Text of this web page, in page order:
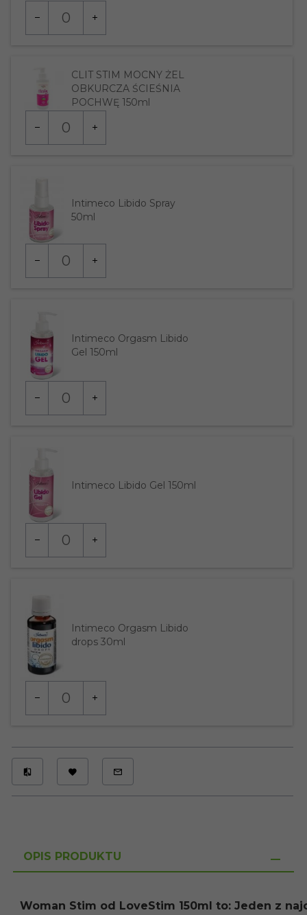
dla
produktu
CLIT STIM MOCNY ŻEL
OBKURCZA ŚCIEŚNIA
POCHWĘ 150ml
dla
produktu
Intimeco Libido Spray
50ml
dla
produktu
Intimeco Orgasm Libido
Gel 150ml
dla
produktu
Intimeco Libido Gel 150ml
dla
produktu
Intimeco Orgasm Libido
drops 30ml
dla
produktu
OPIS PRODUKTU
Woman Stim od LoveStim 150ml to: Jeden z